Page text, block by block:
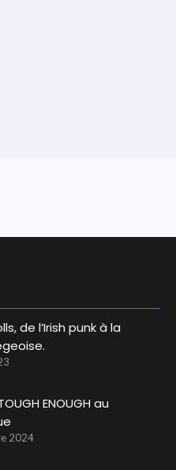
de l’Irish punk à la
ENOUGH au
2024